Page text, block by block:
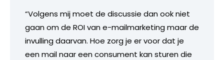
“Volgens mij moet de discussie dan ook niet
gaan om de ROI van e-mailmarketing maar de
invulling daarvan. Hoe zorg je er voor dat je
een mail naar een consument kan sturen die